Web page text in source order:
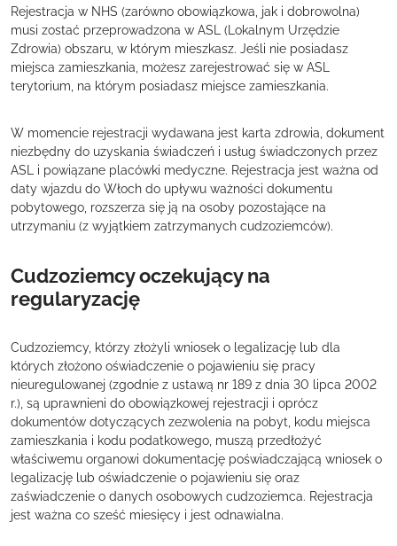
Rejestracja w NHS (zarówno obowiązkowa, jak i dobrowolna)
musi zostać przeprowadzona w ASL (Lokalnym Urzędzie
Zdrowia) obszaru, w którym mieszkasz. Jeśli nie posiadasz
miejsca zamieszkania, możesz zarejestrować się w ASL
terytorium, na którym posiadasz miejsce zamieszkania.
W momencie rejestracji wydawana jest karta zdrowia, dokument
niezbędny do uzyskania świadczeń i usług świadczonych przez
ASL i powiązane placówki medyczne. Rejestracja jest ważna od
daty wjazdu do Włoch do upływu ważności dokumentu
pobytowego, rozszerza się ją na osoby pozostające na
utrzymaniu (z wyjątkiem zatrzymanych cudzoziemców).
Cudzoziemcy oczekujący na
regularyzację
Cudzoziemcy, którzy złożyli wniosek o legalizację lub dla
których złożono oświadczenie o pojawieniu się pracy
nieuregulowanej (zgodnie z ustawą nr 189 z dnia 30 lipca 2002
r.), są uprawnieni do obowiązkowej rejestracji i oprócz
dokumentów dotyczących zezwolenia na pobyt, kodu miejsca
zamieszkania i kodu podatkowego, muszą przedłożyć
właściwemu organowi dokumentację poświadczającą wniosek o
legalizację lub oświadczenie o pojawieniu się oraz
zaświadczenie o danych osobowych cudzoziemca. Rejestracja
jest ważna co sześć miesięcy i jest odnawialna.